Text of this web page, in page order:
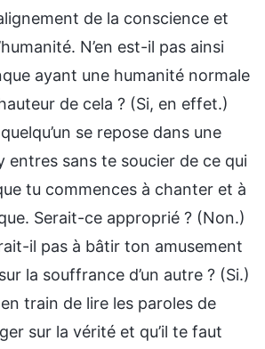
de la conscience et
N’en est-il pas ainsi
ayant une humanité normale
de cela ? (Si, en effet.)
se repose dans une
entres sans te soucier de ce qui
tu commences à chanter et à
Serait-ce approprié ? (Non.)
il pas à bâtir ton amusement
la souffrance d’un autre ? (Si.)
en train de lire les paroles de
sur la vérité et qu’il te faut